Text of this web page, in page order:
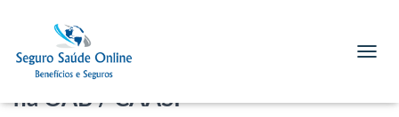
Tabela Plano de Saúde para
Advogados Bradesco para Inscritos
na OAB / CAASP